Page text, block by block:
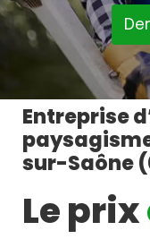
Entreprise
sur-Saône
Le prix